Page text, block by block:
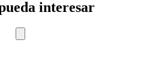
interesar